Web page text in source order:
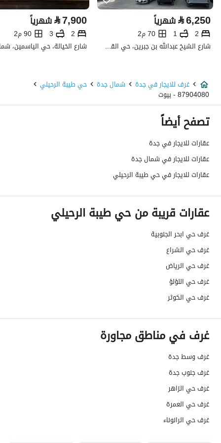
نوع الإعلان
استخدام العقار
-
السعر
18000
المساحة
خدمات العقار
تفاصيل اضافية
عمر العقار
عرض الشارع
رقم المخطط
واجهة العقار
-
حدود واطوال العقار
الضمانات والمدة
قنوات الاعلان
هل يوجد اي التزام على
⃁6,250 شهرياً
2
1
70 م2
شارع الشيخ عبدالله بن جبرين، حي القيروان، شمال الرياض، الرياض
⃁7,900 شهرياً
2
3 90 م2
غرف للايجار في جدة شمال جدة حي طيبة الرحيلي
87904080 - بيوت
تصفح أيضاً
عقارات للايجار في جدة
عقارات للايجار في شمال جدة
عقارات للايجار في حي طيبة الرحيلي
عقارات قريبة من حي طيبة الرحيلي
غرف حي ابحر الجنوبية
غرف حي الشراع
غرف حي الرياض
غرف حي اللؤلؤ
غرف حي الكوثر
غرف في مناطق مجاورة
غرف وسط جدة
غرف جنوب جدة
غرف حي الزاهر
غرف حي العمرة
غرف حي الرانوناء